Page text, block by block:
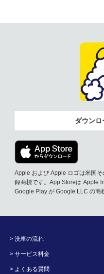
ダウンロ
Apple および Apple ロゴは米国
録商標です。App Storeは Apple
Google Play が Google LLC の商
> 洗車の流れ
> サービス料金
> よくある質問